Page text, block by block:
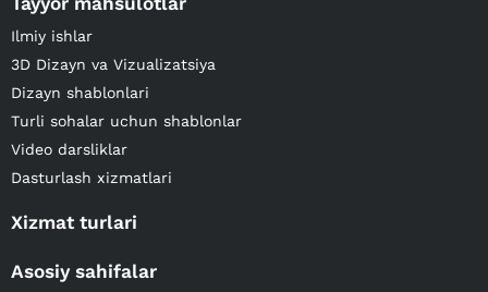
Ilmiy ishlar
3D Dizayn va Vizualizatsiya
Dizayn shablonlari
Turli sohalar uchun shablonlar
Video darsliklar
Dasturlash xizmatlari
Xizmat turlari
Asosiy sahifalar